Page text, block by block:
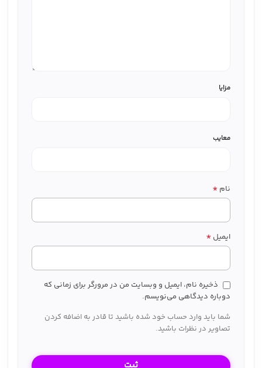
مزایا
معایب
نام *
ایمیل *
ذخیره نام، ایمیل و وبسایت من در مرورگر برای زمانی که
دوباره دیدگاهی می‌نویسم.
شما باید وارد حساب خود شده باشید تا قادر به اضافه کردن
تصاویر در نظرات باشید.